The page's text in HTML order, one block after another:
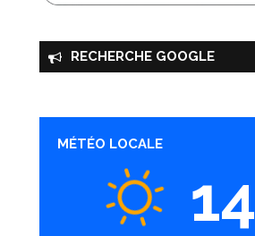
RECHERCHE GOOGLE
MÉTÉO LOCALE
14